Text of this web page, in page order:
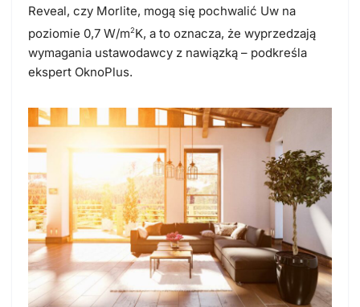
Reveal, czy Morlite, mogą się pochwalić Uw na
poziomie 0,7 W/m2K, a to oznacza, że wyprzedzają
wymagania ustawodawcy z nawiązką – podkreśla
ekspert OknoPlus.